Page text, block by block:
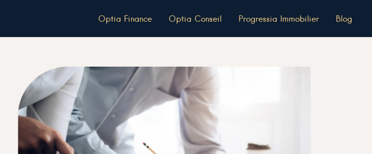
Optia Finance Optia Conseil Progressia Immobilier Blog